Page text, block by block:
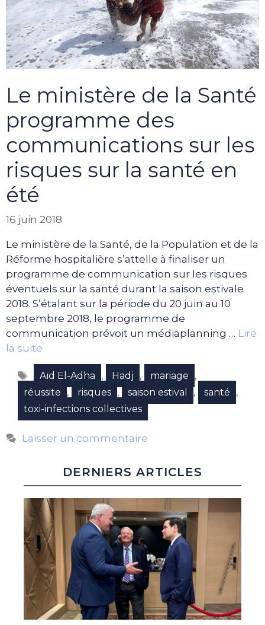
Le ministère de la Santé
programme des
communications sur les
risques sur la santé en
été
16 juin 2018
Le ministère de la Santé, de la Population et de la
Réforme hospitalière s’attelle à finaliser un
programme de communication sur les risques
éventuels sur la santé durant la saison estivale
2018. S’étalant sur la période du 20 juin au 10
septembre 2018, le programme de
communication prévoit un médiaplanning … Lire
la suite
Étiquettes
Aïd El-Adha , Hadj , mariage ,
réussite , risques , saison estival , santé ,
toxi-infections collectives
Laisser un commentaire
DERNIERS ARTICLES